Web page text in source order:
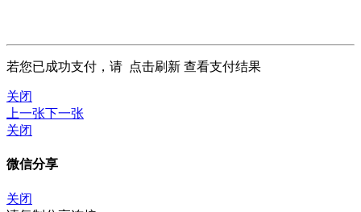
若您已成功支付，请 点击刷新 查看支付结果
关闭
上一张下一张
关闭
微信分享
关闭